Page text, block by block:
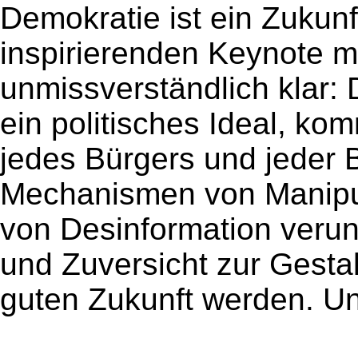
Demokratie ist ein
inspirierenden Keynote
unmissverständlich klar:
ein politisches Ideal,
jedes Bürgers und jeder
Mechanismen von
von Desinformation
und Zuversicht zur
guten Zukunft werden.